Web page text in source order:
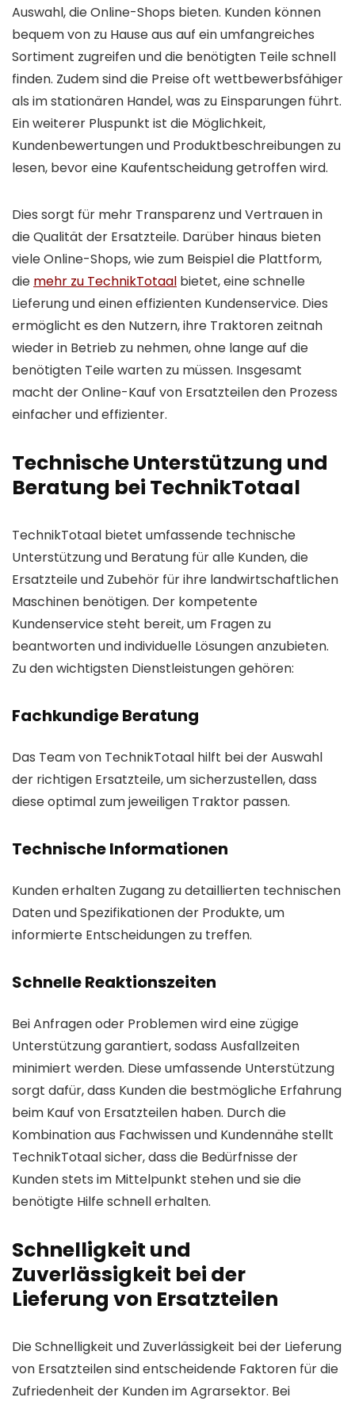
Auswahl, die Online-Shops bieten. Kunden können
bequem von zu Hause aus auf ein umfangreiches
Sortiment zugreifen und die benötigten Teile schnell
finden. Zudem sind die Preise oft wettbewerbsfähiger
als im stationären Handel, was zu Einsparungen führt.
Ein weiterer Pluspunkt ist die Möglichkeit,
Kundenbewertungen und Produktbeschreibungen zu
lesen, bevor eine Kaufentscheidung getroffen wird.
Dies sorgt für mehr Transparenz und Vertrauen in
die Qualität der Ersatzteile. Darüber hinaus bieten
viele Online-Shops, wie zum Beispiel die Plattform,
die mehr zu TechnikTotaal bietet, eine schnelle
Lieferung und einen effizienten Kundenservice. Dies
ermöglicht es den Nutzern, ihre Traktoren zeitnah
wieder in Betrieb zu nehmen, ohne lange auf die
benötigten Teile warten zu müssen. Insgesamt
macht der Online-Kauf von Ersatzteilen den Prozess
einfacher und effizienter.
Technische Unterstützung und
Beratung bei TechnikTotaal
TechnikTotaal bietet umfassende technische
Unterstützung und Beratung für alle Kunden, die
Ersatzteile und Zubehör für ihre landwirtschaftlichen
Maschinen benötigen. Der kompetente
Kundenservice steht bereit, um Fragen zu
beantworten und individuelle Lösungen anzubieten.
Zu den wichtigsten Dienstleistungen gehören:
Fachkundige Beratung
Das Team von TechnikTotaal hilft bei der Auswahl
der richtigen Ersatzteile, um sicherzustellen, dass
diese optimal zum jeweiligen Traktor passen.
Technische Informationen
Kunden erhalten Zugang zu detaillierten technischen
Daten und Spezifikationen der Produkte, um
informierte Entscheidungen zu treffen.
Schnelle Reaktionszeiten
Bei Anfragen oder Problemen wird eine zügige
Unterstützung garantiert, sodass Ausfallzeiten
minimiert werden. Diese umfassende Unterstützung
sorgt dafür, dass Kunden die bestmögliche Erfahrung
beim Kauf von Ersatzteilen haben. Durch die
Kombination aus Fachwissen und Kundennähe stellt
TechnikTotaal sicher, dass die Bedürfnisse der
Kunden stets im Mittelpunkt stehen und sie die
benötigte Hilfe schnell erhalten.
Schnelligkeit und
Zuverlässigkeit bei der
Lieferung von Ersatzteilen
Die Schnelligkeit und Zuverlässigkeit bei der Lieferung
von Ersatzteilen sind entscheidende Faktoren für die
Zufriedenheit der Kunden im Agrarsektor. Bei